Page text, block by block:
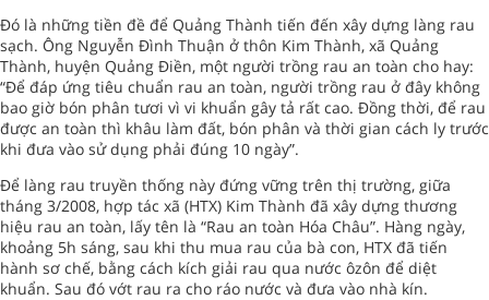
Đó là những tiền đề để Quảng Thành tiến đến xây dựng làng rau
sạch. Ông Nguyễn Đình Thuận ở thôn Kim Thành, xã Quảng
Thành, huyện Quảng Điền, một người trồng rau an toàn cho hay:
“Để đáp ứng tiêu chuẩn rau an toàn, người trồng rau ở đây không
bao giờ bón phân tươi vì vi khuẩn gây tả rất cao. Đồng thời, để rau
được an toàn thì khâu làm đất, bón phân và thời gian cách ly trước
khi đưa vào sử dụng phải đúng 10 ngày”.
Để làng rau truyền thống này đứng vững trên thị trường, giữa
tháng 3/2008, hợp tác xã (HTX) Kim Thành đã xây dựng thương
hiệu rau an toàn, lấy tên là “Rau an toàn Hóa Châu”. Hàng ngày,
khoảng 5h sáng, sau khi thu mua rau của bà con, HTX đã tiến
hành sơ chế, bằng cách kích giải rau qua nước ôzôn để diệt
khuẩn. Sau đó vớt rau ra cho ráo nước và đưa vào nhà kín.